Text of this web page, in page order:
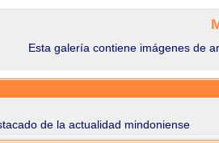
Esta galería contiene imágenes de
de la actualidad mindoniense